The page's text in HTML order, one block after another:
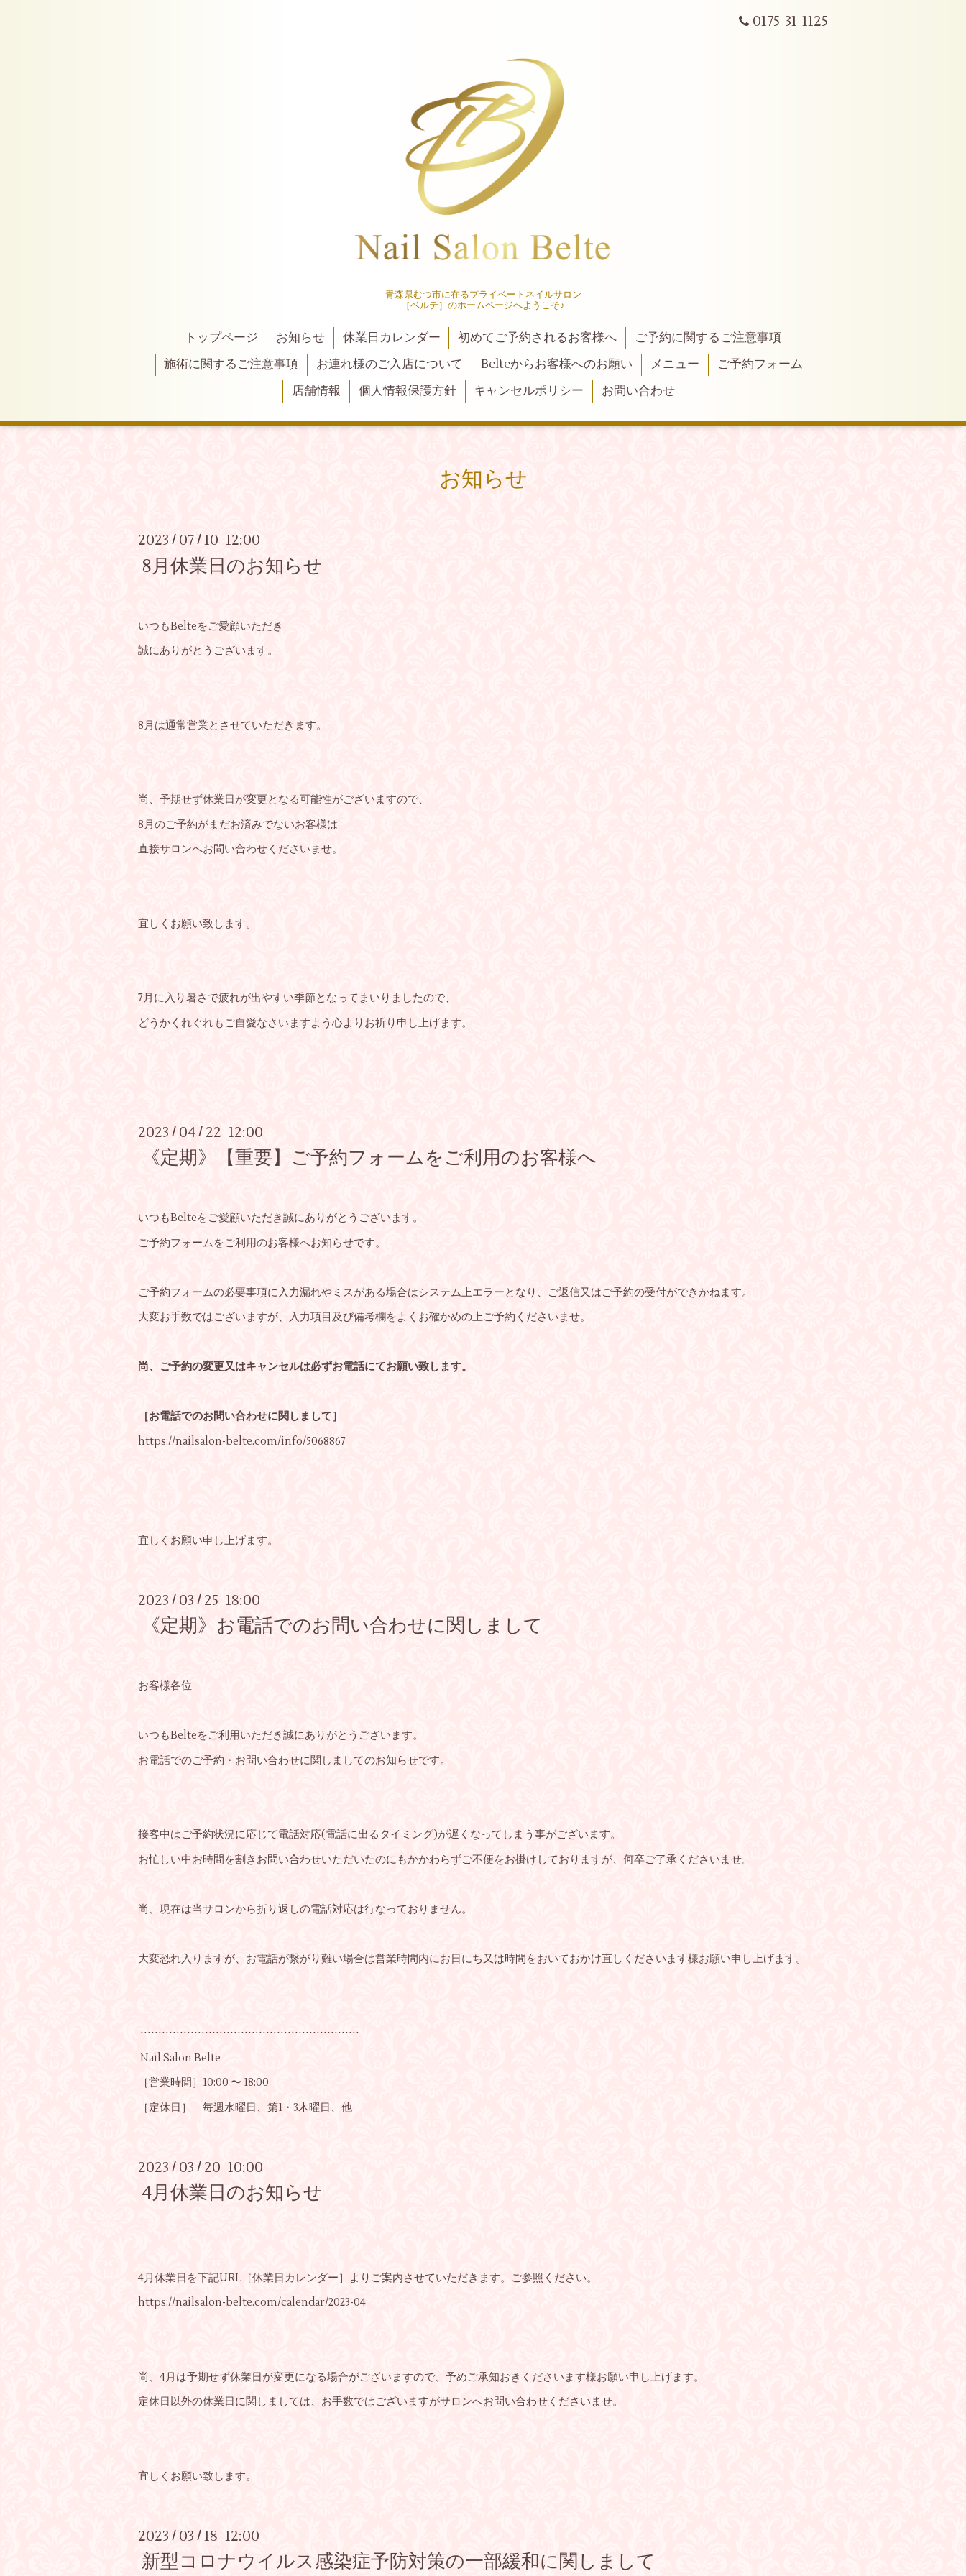
0175-31-1125
青森県むつ市に在るプライベートネイルサロン
［ベルテ］のホームページへようこそ♪
トップページ お知らせ 休業日カレンダー 初めてご予約されるお客様へ
ご予約に関するご注意事項
施術に関するご注意事項
お連れ様のご入店について Belteからお客様へのお願い メニュー
ご予約フォーム
店舗情報
個人情報保護方針 キャンセルポリシー お問い合わせ
お知らせ
2023 / 07 / 10 12:00
8月休業日のお知らせ
いつもBelteをご愛顧いただき
誠にありがとうございます。
8月は通常営業とさせていただきます。
尚、予期せず休業日が変更となる可能性がございますので、
8月のご予約がまだお済みでないお客様は
直接サロンへお問い合わせくださいませ。
宜しくお願い致します。
7月に入り暑さで疲れが出やすい季節となってまいりましたので、
どうかくれぐれもご自愛なさいますよう心よりお祈り申し上げます。
2023 / 04 / 22 12:00
《定期》【重要】ご予約フォームをご利用のお客様へ
いつもBelteをご愛顧いただき誠にありがとうございます。
ご予約フォームをご利用のお客様へお知らせです。
ご予約フォームの必要事項に入力漏れやミスがある場合はシステム上エラーとなり、ご返信又はご予約の受付ができかねます。
大変お手数ではございますが、入力項目及び備考欄をよくお確かめの上ご予約くださいませ。
尚、ご予約の変更又はキャンセルは必ずお電話にてお願い致します。
［お電話でのお問い合わせに関しまして］
https://nailsalon-belte.com/info/5068867
宜しくお願い申し上げます。
2023 / 03 / 25 18:00
《定期》お電話でのお問い合わせに関しまして
お客様各位
いつもBelteをご利用いただき誠にありがとうございます。
お電話でのご予約・お問い合わせに関しましてのお知らせです。
接客中はご予約状況に応じて電話対応(電話に出るタイミング)が遅くなってしまう事がございます。
お忙しい中お時間を割きお問い合わせいただいたのにもかかわらずご不便をお掛けしておりますが、何卒ご了承くださいませ。
尚、現在は当サロンから折り返しの電話対応は行なっておりません。
大変恐れ入りますが、お電話が繋がり難い場合は営業時間内にお日にち又は時間をおいておかけ直しくださいます様お願い申し上げます。
⋅⋅⋅⋅⋅⋅⋅⋅⋅⋅⋅⋅⋅⋅⋅⋅⋅⋅⋅⋅⋅⋅⋅⋅⋅⋅⋅⋅⋅⋅⋅⋅⋅⋅⋅⋅⋅⋅⋅⋅⋅⋅⋅⋅⋅⋅⋅⋅⋅⋅⋅⋅⋅⋅⋅⋅⋅⋅⋅⋅⋅
Nail Salon Belte
［営業時間］10:00 〜 18:00
［定休日］ 毎週水曜日、第1・3木曜日、他
2023 / 03 / 20 10:00
4月休業日のお知らせ
4月休業日を下記URL［休業日カレンダー］よりご案内させていただきます。ご参照ください。
https://nailsalon-belte.com/calendar/2023-04
尚、4月は予期せず休業日が変更になる場合がございますので、予めご承知おきくださいます様お願い申し上げます。
定休日以外の休業日に関しましては、お手数ではございますがサロンへお問い合わせくださいませ。
宜しくお願い致します。
2023 / 03 / 18 12:00
新型コロナウイルス感染症予防対策の一部緩和に関しまして